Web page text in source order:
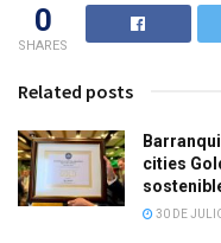
0
SHARES
Related posts
cities
30 DE